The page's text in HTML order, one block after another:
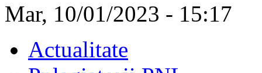
Mar, 10/01/2023 - 15:17
Actualitate